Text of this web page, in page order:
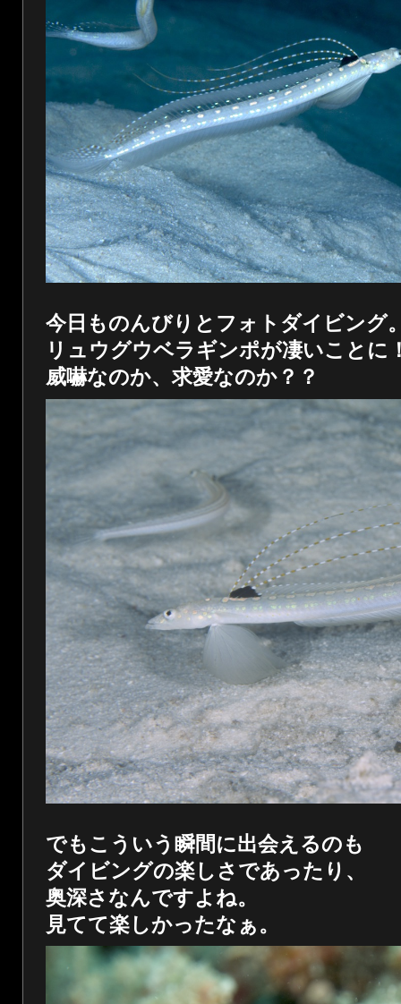
今日ものんびりとフォトダイビング
リュウグウベラギンポが凄いことに
威嚇なのか、求愛なのか？？
でもこういう瞬間に出会えるのも
ダイビングの楽しさであったり、
奥深さなんですよね。
見てて楽しかったなぁ。